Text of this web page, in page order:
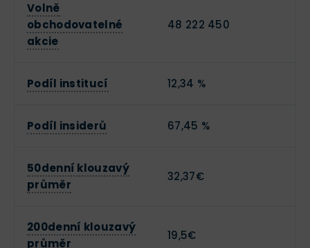
Volně
obchodovatelné
akcie
48 222 450
Podíl institucí 12,34 %
Podíl insiderů 67,45 %
50denní klouzavý
průměr
32,37€
200denní klouzavý
průměr
19,5€